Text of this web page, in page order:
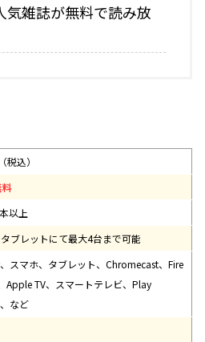
気雑誌が無料で読み放
税込）
料
以上
ブレットにて最大4台まで可能
スマホ、タブレット、Chromecast、Fire
Apple TV、スマートテレビ、Play
など